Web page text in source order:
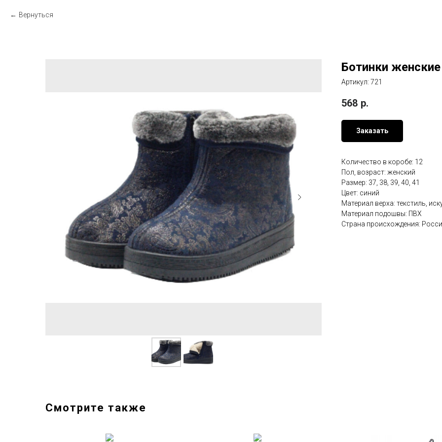
Вернуться
Ботинки
Артикул: 721
568 р.
Заказать
Количество в коробе: 12
Пол, возраст: женский
Размер: 37, 38, 39, 40, 41
Цвет: синий
Материал верха: текстиль,
Материал подошвы: ПВХ
Страна происхождения:
Смотрите также